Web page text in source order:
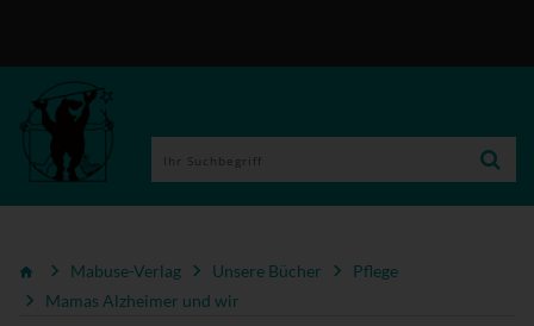
Mabuse-Verlag Unsere Bücher
Pflege
Mamas Alzheimer und wir